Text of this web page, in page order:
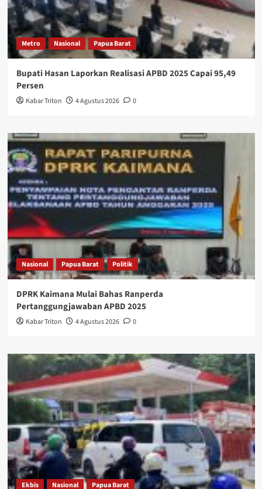
Metro Nasional Papua Barat
Bupati Hasan Laporkan Realisasi APBD 2025 Capai 95,49
Persen
Kabar Triton 4 Agustus 2026 0
Nasional Papua Barat Politik
DPRK Kaimana Mulai Bahas Ranperda
Pertanggungjawaban APBD 2025
Kabar Triton 4 Agustus 2026 0
Ekbis Nasional Papua Barat